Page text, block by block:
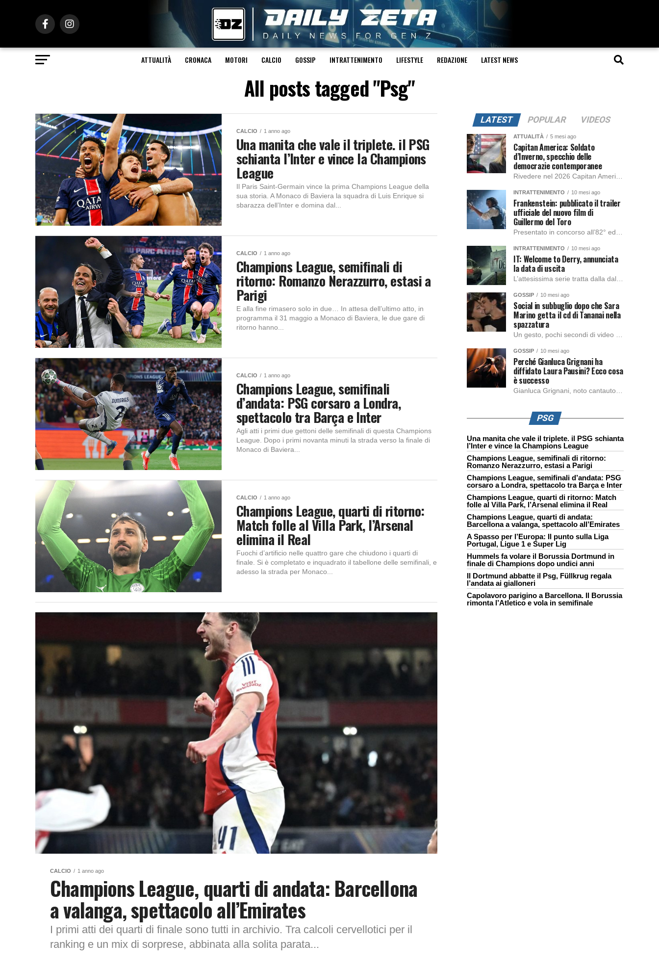
ATTUALITÀ CRONACA MOTORI CALCIO GOSSIP INTRATTENIMENTO LIFESTYLE REDAZIONE LATEST NEWS
All posts tagged "Psg"
CALCIO 1 anno ago
Una manita che vale il triplete. il PSG
schianta l’Inter e vince la Champions
League
Il Paris Saint-Germain vince la prima Champions League della
sua storia. A Monaco di Baviera la squadra di Luis Enrique si
sbarazza dell’Inter e domina dal...
CALCIO 1 anno ago
Champions League, semifinali di
ritorno: Romanzo Nerazzurro, estasi a
Parigi
E alla fine rimasero solo in due… In attesa dell’ultimo atto, in
programma il 31 maggio a Monaco di Baviera, le due gare di
ritorno hanno...
CALCIO 1 anno ago
Champions League, semifinali
d’andata: PSG corsaro a Londra,
spettacolo tra Barça e Inter
Agli atti i primi due gettoni delle semifinali di questa Champions
League. Dopo i primi novanta minuti la strada verso la finale di
Monaco di Baviera...
CALCIO 1 anno ago
Champions League, quarti di ritorno:
Match folle al Villa Park, l’Arsenal
elimina il Real
Fuochi d’artificio nelle quattro gare che chiudono i quarti di
finale. Si è completato e inquadrato il tabellone delle semifinali, e
adesso la strada per Monaco...
CALCIO 1 anno ago
Champions League, quarti di andata: Barcellona
a valanga, spettacolo all’Emirates
I primi atti dei quarti di finale sono tutti in archivio. Tra calcoli cervellotici per il
ranking e un mix di sorprese, abbinata alla solita parata...
LATEST POPULAR VIDEOS
ATTUALITÀ 5 mesi ago
Capitan America: Soldato
d’Inverno, specchio delle
democrazie contemporanee
INTRATTENIMENTO 10 mesi ago
Frankenstein: pubblicato il trailer
ufficiale del nuovo film di
Guillermo del Toro
INTRATTENIMENTO 10 mesi ago
IT: Welcome to Derry, annunciata
la data di uscita
GOSSIP 10 mesi ago
Social in subbuglio dopo che Sara
Marino getta il cd di Tananai nella
spazzatura
GOSSIP 10 mesi ago
Perché Gianluca Grignani ha
diffidato Laura Pausini? Ecco cosa
è successo
PSG
Una manita che vale il triplete. il PSG schianta
l’Inter e vince la Champions League
Champions League, semifinali di ritorno:
Romanzo Nerazzurro, estasi a Parigi
Champions League, semifinali d’andata: PSG
corsaro a Londra, spettacolo tra Barça e Inter
Champions League, quarti di ritorno: Match
folle al Villa Park, l’Arsenal elimina il Real
Champions League, quarti di andata:
Barcellona a valanga, spettacolo all’Emirates
A Spasso per l’Europa: Il punto sulla Liga
Portugal, Ligue 1 e Super Lig
Hummels fa volare il Borussia Dortmund in
finale di Champions dopo undici anni
Il Dortmund abbatte il Psg, Füllkrug regala
l’andata ai gialloneri
Capolavoro parigino a Barcellona. Il Borussia
rimonta l’Atletico e vola in semifinale